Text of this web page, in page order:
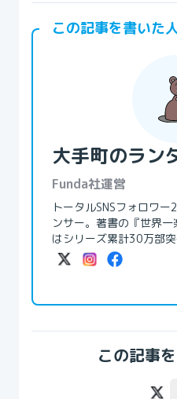
この記事を書いた
大手町のラン
Funda社運営
トータルSNSフォロワ
ンサー。著書の『世界一
はシリーズ累計30万部突
この記事